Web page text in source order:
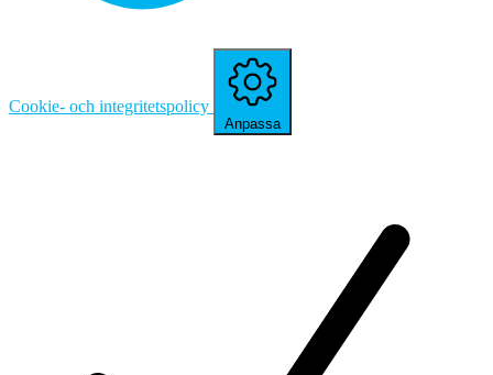
Cookie- och integritetspolicy
Anpassa